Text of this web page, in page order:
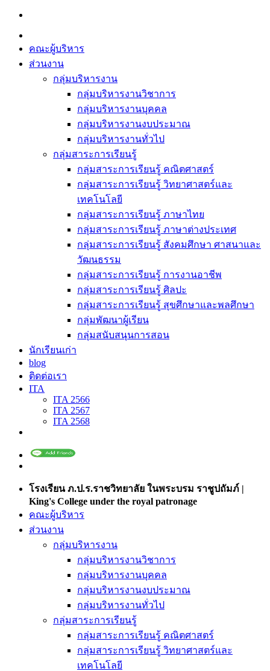
Skip
content
คณะผู้บริหาร
ส่วนงาน
กลุ่มบริหารงาน
กลุ่มบริหารงานวิชาการ
กลุ่มบริหารงานบุคคล
กลุ่มบริหารงานงบประมาณ
กลุ่มบริหารงานทั่วไป
กลุ่มสาระการเรียนรู้
กลุ่มสาระการเรียนรู้ คณิตศาสตร์
กลุ่มสาระการเรียนรู้ วิทยาศาสตร์และ
เทคโนโลยี
กลุ่มสาระการเรียนรู้ ภาษาไทย
กลุ่มสาระการเรียนรู้ ภาษาต่างประเทศ
กลุ่มสาระการเรียนรู้ สังคมศึกษา ศาสนาและ
วัฒนธรรม
กลุ่มสาระการเรียนรู้ การงานอาชีพ
กลุ่มสาระการเรียนรู้ ศิลปะ
กลุ่มสาระการเรียนรู้ สุขศึกษาและพลศึกษา
กลุ่มพัฒนาผู้เรียน
กลุ่มสนับสนุนการสอน
นักเรียนเก่า
blog
ติดต่อเรา
ITA
ITA 2566
ITA 2567
ITA 2568
โรงเรียน ภ.ป.ร.ราชวิทยาลัย ในพระบรม ราชูปถัมภ์ |
King's College under the royal patronage
คณะผู้บริหาร
ส่วนงาน
กลุ่มบริหารงาน
กลุ่มบริหารงานวิชาการ
กลุ่มบริหารงานบุคคล
กลุ่มบริหารงานงบประมาณ
กลุ่มบริหารงานทั่วไป
กลุ่มสาระการเรียนรู้
กลุ่มสาระการเรียนรู้ คณิตศาสตร์
กลุ่มสาระการเรียนรู้ วิทยาศาสตร์และ
เทคโนโลยี